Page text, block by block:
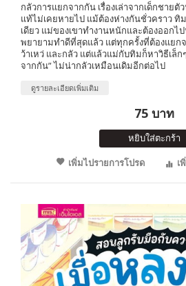
กลัวการแยกจากกัน เรื่องเล่าจากเด็กชายตั
แท้ไม่เคยหายไป แม้ต้องห่างกันชั่วคราว ทิ
เดียว แม่ของเขาทำงานหนักและต้องออก
พยายามทำดีที่สุดแล้ว แต่ทุกครั้งที่ต้องแยก
ว้าเหว่ และกลัว แต่แล้วแม่กับทิมก็หาวิธีเล็
จากกัน” ไม่น่ากลัวเหมือนเดิมอีกต่อไป
ดูรายละเอียดเพิ่มเติม
75 บาท
หยิบใส่ตะกร้า
เพิ่มไปรายการโปรด
เ